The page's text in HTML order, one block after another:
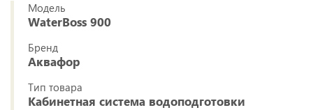
Модель
WaterBoss 900
Бренд
Аквафор
Тип товара
Кабинетная система водоподготовки